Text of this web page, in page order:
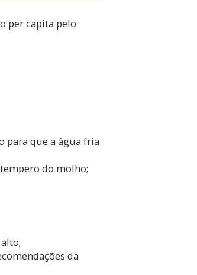
per capita pelo
para que a água fria
do molho;
da